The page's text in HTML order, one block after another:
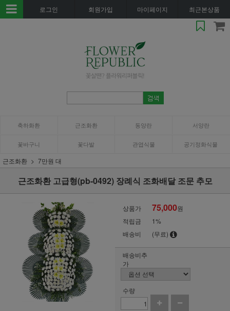
로그인 회원가입 마이페이지 최근본상품
축하화환 근조화환 동양란 서양란
꽃바구니 꽃다발 관엽식물 공기정화식물
근조화환 7만원 대
근조화환 고급형(pb-0492) 장례식 조화배달 조문 추모
상품가 75,000원
적립금
1%
배송비
(무료)
배송비추
가
수량